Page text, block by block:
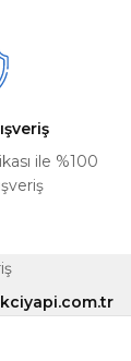
ile %100